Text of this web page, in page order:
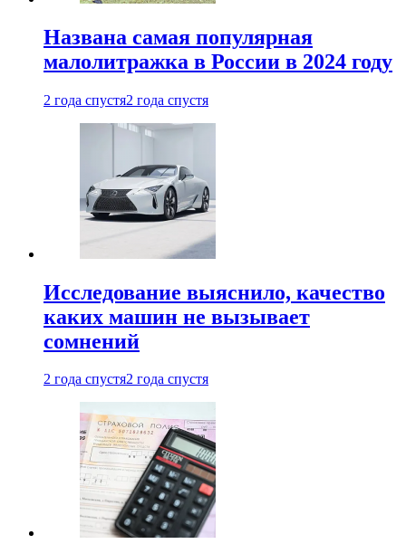
Названа самая популярная
малолитражка в России в 2024 году
2 года спустя2 года спустя
Исследование выяснило, качество
каких машин не вызывает
сомнений
2 года спустя2 года спустя